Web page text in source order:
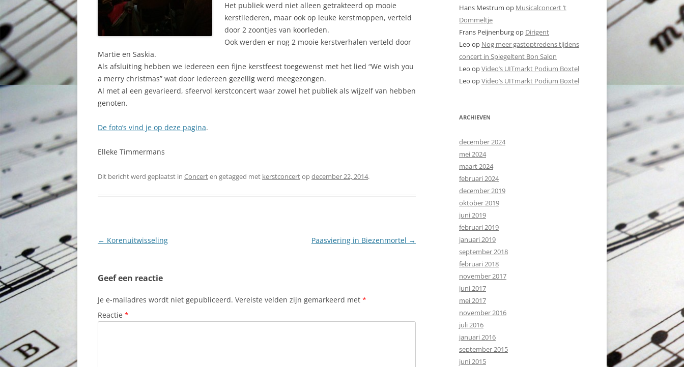
Het publiek werd niet alleen getrakteerd op mooie
kerstliederen, maar ook op leuke kerstmoppen, verteld
door 2 zoontjes van koorleden.
Ook werden er nog 2 mooie kerstverhalen verteld door
Martie en Saskia.
Als afsluiting hebben we iedereen een fijne kerstfeest toegewenst met het lied “We wish you
a merry christmas” wat door iedereen gezellig werd meegezongen.
Al met al een gevarieerd, sfeervol kerstconcert waar zowel het publiek als wijzelf van hebben
genoten.
De foto’s vind je op deze pagina.
Elleke Timmermans
Dit bericht werd geplaatst in Concerten getagged met kerstconcertopdecember 22, 2014.
Berichtnavigatie
← Korenuitwisseling Paasviering in Biezenmortel →
Geef een reactie
Je e-mailadres wordt niet gepubliceerd. Vereiste velden zijn gemarkeerd met *
Reactie *
Hans Mestrum op Musicalconcert ’t
Dommeltje
Frans Peijnenburgop Dirigent
Leo op Nog meer gastoptredens tijdens
concert in Spiegeltent Bon Salon
Leo opVideo’s UITmarkt Podium Boxtel
Leo opVideo’s UITmarkt Podium Boxtel
ARCHIEVEN
december 2024
mei 2024
maart 2024
februari 2024
december 2019
oktober 2019
juni 2019
februari 2019
januari 2019
september 2018
februari 2018
november 2017
juni 2017
mei 2017
november 2016
juli 2016
januari 2016
september 2015
juni 2015